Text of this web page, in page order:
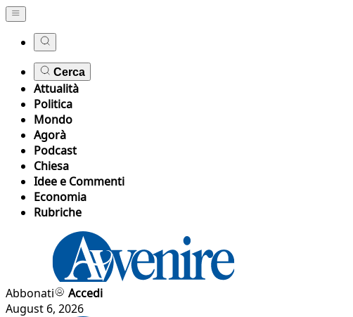
Cerca
Attualità
Politica
Mondo
Agorà
Podcast
Chiesa
Idee e Commenti
Economia
Rubriche
Abbonati
Accedi
August 6, 2026